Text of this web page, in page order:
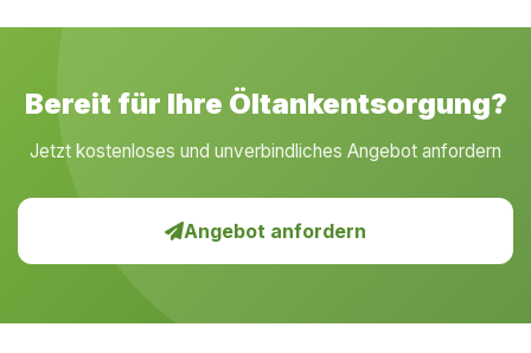
Bereit für Ihre Öltankentsorgung?
Jetzt kostenloses und unverbindliches Angebot anfordern
Angebot anfordern